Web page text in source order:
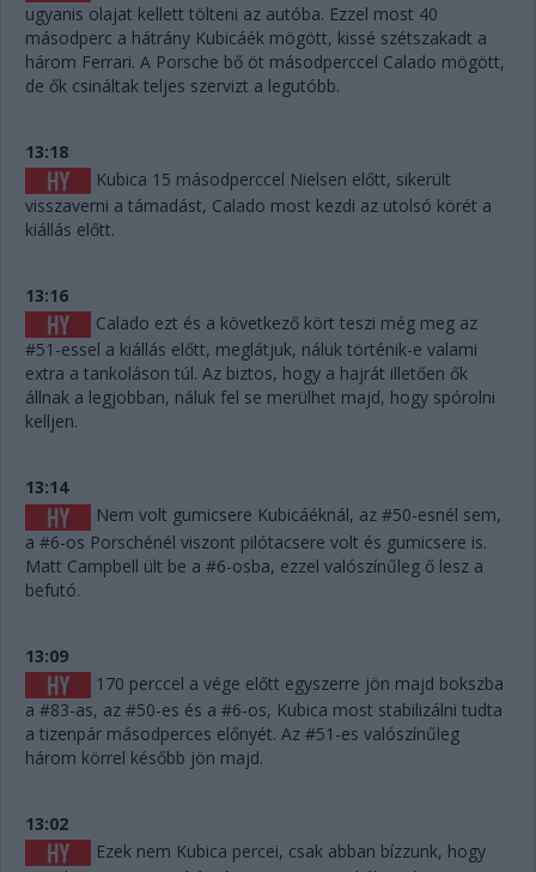
ugyanis olajat kellett tölteni az autóba. Ezzel most 40
másodperc a hátrány Kubicáék mögött, kissé szétszakadt a
három Ferrari. A Porsche bő öt másodperccel Calado mögött,
de ők csináltak teljes szervizt a legutóbb.
13:18
Kubica 15 másodperccel Nielsen előtt, sikerült
visszaverni a támadást, Calado most kezdi az utolsó körét a
kiállás előtt.
13:16
Calado ezt és a következő kört teszi még meg az
#51-essel a kiállás előtt, meglátjuk, náluk történik-e valami
extra a tankoláson túl. Az biztos, hogy a hajrát illetően ők
állnak a legjobban, náluk fel se merülhet majd, hogy spórolni
kelljen.
13:14
Nem volt gumicsere Kubicáéknál, az #50-esnél sem,
a #6-os Porschénél viszont pilótacsere volt és gumicsere is.
Matt Campbell ült be a #6-osba, ezzel valószínűleg ő lesz a
befutó.
13:09
170 perccel a vége előtt egyszerre jön majd bokszba
a #83-as, az #50-es és a #6-os, Kubica most stabilizálni tudta
a tizenpár másodperces előnyét. Az #51-es valószínűleg
három körrel később jön majd.
13:02
Ezek nem Kubica percei, csak abban bízzunk, hogy